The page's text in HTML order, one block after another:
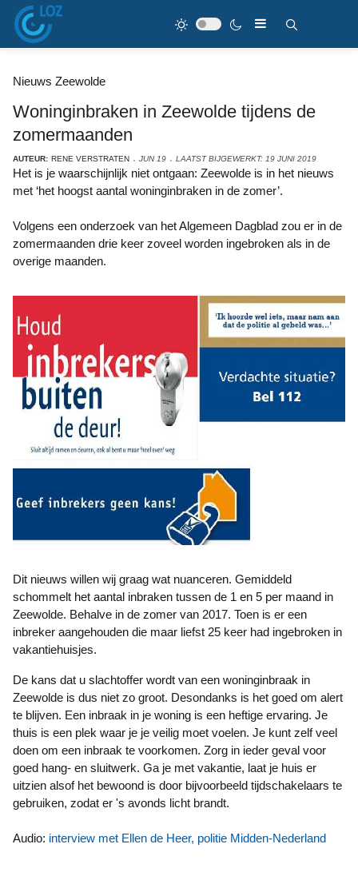
Nieuws Zeewolde
Woninginbraken in Zeewolde tijdens de
zomermaanden
AUTEUR: RENE VERSTRATEN JUN 19 LAATST BIJGEWERKT: 19 JUNI 2019
Het is je waarschijnlijk niet ontgaan: Zeewolde is in het nieuws
met ‘het hoogst aantal woninginbraken in de zomer’.
Volgens een onderzoek van het Algemeen Dagblad zou er in de
zomermaanden drie keer zoveel worden ingebroken als in de
overige maanden.
Dit nieuws willen wij graag wat nuanceren. Gemiddeld
schommelt het aantal inbraken tussen de 1 en 5 per maand in
Zeewolde. Behalve in de zomer van 2017. Toen is er een
inbreker aangehouden die maar liefst 25 keer had ingebroken in
vakantiehuisjes.
De kans dat u slachtoffer wordt van een woninginbraak in
Zeewolde is dus niet zo groot. Desondanks is het goed om alert
te blijven. Een inbraak in je woning is een heftige ervaring. Je
thuis is een plek waar je je veilig moet voelen. Je kunt zelf veel
doen om een inbraak te voorkomen. Zorg in ieder geval voor
goed hang- en sluitwerk. Ga je met vakantie, laat je huis er
uitzien alsof het bewoond is door bijvoorbeeld tijdschakelaars te
gebruiken, zodat er 's avonds licht brandt.
Audio: interview met Ellen de Heer, politie Midden-Nederland